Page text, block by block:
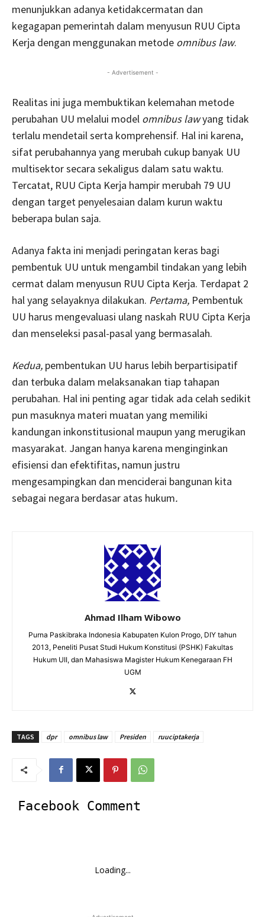
menunjukkan adanya ketidakcermatan dan
kegagapan pemerintah dalam menyusun RUU Cipta
Kerja dengan menggunakan metode omnibus law.
- Advertisement -
Realitas ini juga membuktikan kelemahan metode
perubahan UU melalui model omnibus lawyang tidak
terlalu mendetail serta komprehensif. Hal ini karena,
sifat perubahannya yang merubah cukup banyak UU
multisektor secara sekaligus dalam satu waktu.
Tercatat, RUU Cipta Kerja hampir merubah 79 UU
dengan target penyelesaian dalam kurun waktu
beberapa bulan saja.
Adanya fakta ini menjadi peringatan keras bagi
pembentuk UU untuk mengambil tindakan yang lebih
cermat dalam menyusun RUU Cipta Kerja. Terdapat 2
hal yang selayaknya dilakukan. Pertama, Pembentuk
UU harus mengevaluasi ulang naskah RUU Cipta Kerja
dan menseleksi pasal-pasal yang bermasalah.
Kedua, pembentukan UU harus lebih berpartisipatif
dan terbuka dalam melaksanakan tiap tahapan
perubahan. Hal ini penting agar tidak ada celah sedikit
pun masuknya materi muatan yang memiliki
kandungan inkonstitusional maupun yang merugikan
masyarakat. Jangan hanya karena menginginkan
efisiensi dan efektifitas, namun justru
mengesampingkan dan menciderai bangunan kita
sebagai negara berdasar atas hukum.
Ahmad Ilham Wibowo
Purna Paskibraka Indonesia Kabupaten Kulon Progo, DIY tahun
2013, Peneliti Pusat Studi Hukum Konstitusi (PSHK) Fakultas
Hukum UII, dan Mahasiswa Magister Hukum Kenegaraan FH
UGM
TAGS dpr omnibus law Presiden ruuciptakerja
Facebook Comment
Loading...